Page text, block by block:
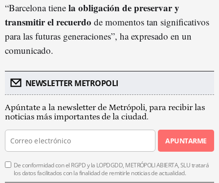
“Barcelona tiene la obligación de preservar y
transmitir el recuerdo de momentos tan significativos
para las futuras generaciones”, ha expresado en un
comunicado.
NEWSLETTER METROPOLI
Apúntate a la newsletter de Metrópoli, para recibir las
noticias más importantes de la ciudad.
APUNTARME
De conformidad con el RGPD y la LOPDGDD, METRÓPOLI ABIERTA, SLU tratará
los datos facilitados con la finalidad de remitirle noticias de actualidad.